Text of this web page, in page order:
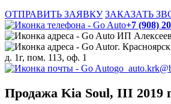
ОТПРАВИТЬ ЗАЯВКУ ЗАКАЗАТЬ
+7 (908)
ИП
г.
д. 1г, пом. 113, оф. 1
Продажа Kia Soul, III 2019